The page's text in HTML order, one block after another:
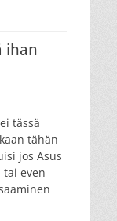
ihan
tässä
tähän
jos Asus
tai even